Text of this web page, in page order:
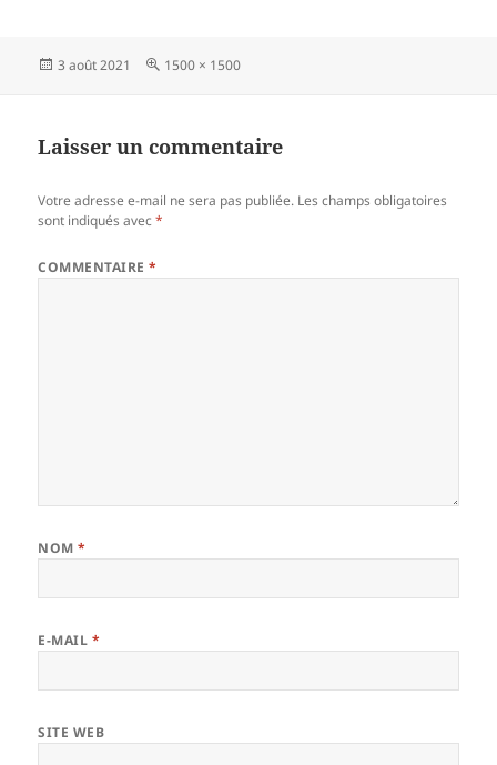
Publié
le
3 août 2021
Taille
1500 × 1500
Laisser un commentaire
Votre adresse e-mail ne sera pas publiée. Les champs obligatoires
sont indiqués avec*
COMMENTAIRE*
NOM*
E-MAIL *
SITE WEB